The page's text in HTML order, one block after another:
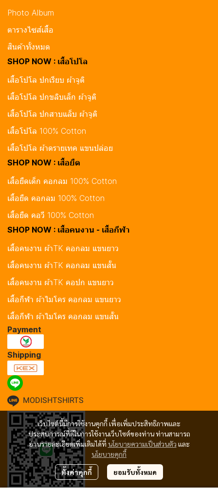
เว็บไซต์นี้มีการใช้งานคุกกี้ เพื่อเพิ่มประสิทธิภาพและ
ประสบการณ์ที่ดีในการใช้งานเว็บไซต์ของท่าน ท่านสามารถ
อ่านรายละเอียดเพิ่มเติมได้ที่ นโยบายความเป็นส่วนตัว และ
นโยบายคุกกี้
ตั้งค่าคุกกี้ ยอมรับทั้งหมด
Photo Album
ตารางไซส์เสื้อ
สินค้าทั้งหมด
SHOP NOW : เสื้อโปโล
เสื้อโปโล ปกเรียบ ผ้าจูติ
เสื้อโปโล ปกขลิบเล็ก ผ้าจูติ
เสื้อโปโล ปกสาบแล็บ ผ้าจูติ
เสื้อโปโล 100% Cotton
เสื้อโปโล ผ้าดรายเทค แขนปล่อย
SHOP NOW : เสื้อยืด
เสื้อยืดเด็ก คอกลม 100% Cotton
เสื้อยืด คอกลม 100% Cotton
เสื้อยืด คอวี 100% Cotton
SHOP NOW : เสื้อคนงาน - เสื้อกีฬา
เสื้อคนงาน ผ้าTK คอกลม แขนยาว
เสื้อคนงาน ผ้าTK คอกลม แขนสั้น
เสื้อคนงาน ผ้าTK คอปก แขนยาว
เสื้อกีฬา ผ้าไมโคร คอกลม แขนยาว
เสื้อกีฬา ผ้าไมโคร คอกลม แขนสั้น
Payment
Shipping
MODISHTSHIRTS